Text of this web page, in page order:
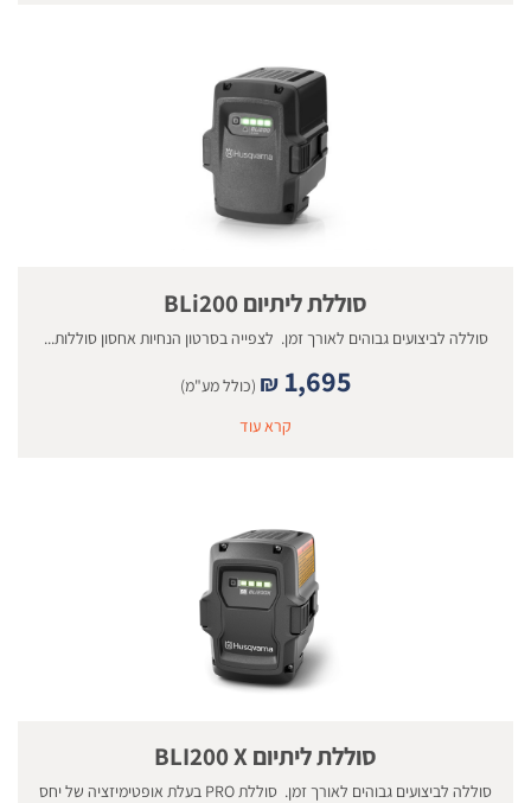
סוללת ליתיום BLi200
סוללה לביצועים גבוהים לאורך זמן. לצפייה בסרטון הנחיות אחסון סוללות...
₪ 1,695
(כולל מע"מ)
קרא עוד
סוללת ליתיום BLI200 X
סוללה לביצועים גבוהים לאורך זמן. סוללת PRO בעלת אופטימיזציה של יחס